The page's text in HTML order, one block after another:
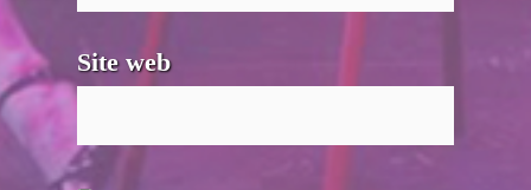
Site web